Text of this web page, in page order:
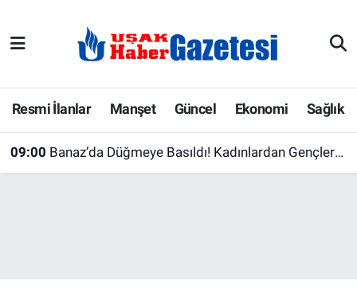
Resmi İlanlar Manşet Güncel Ekonomi Sağlık
09:00 Banaz’da Düğmeye Basıldı! Kadınlardan Gençlere Yeni Projeler Geliyor
E-Gazete
Ekonomi
Uşak Hava Durumu
Uşak Trafik Yoğunluk Haritası